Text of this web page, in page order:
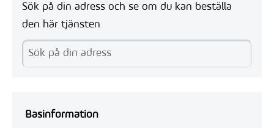
Sök på din adress och se om du kan beställa
den här tjänsten
Basinformation